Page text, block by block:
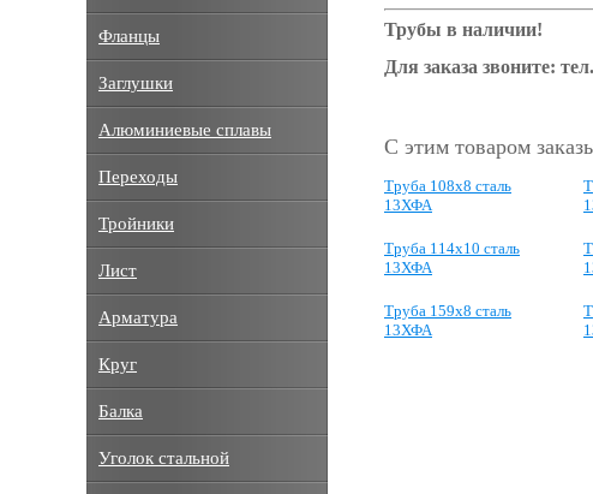
Трубы в наличии!
Для заказа звоните:
С этим товаром
Труба 108х8 сталь
13ХФА
Труба 114х10 сталь
13ХФА
Труба 159х8 сталь
13ХФА
Фланцы
Заглушки
Алюминиевые сплавы
Переходы
Тройники
Лист
Арматура
Круг
Балка
Уголок стальной